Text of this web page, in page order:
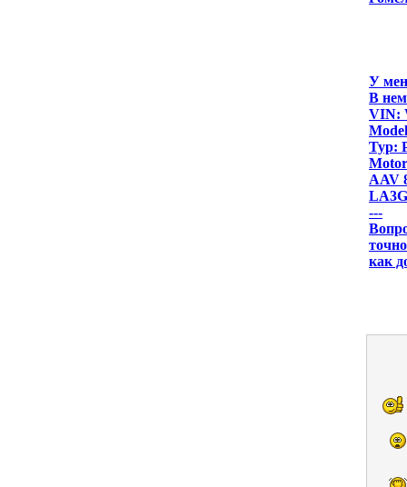
У
В
VIN:
Typ:
AAV
---
как